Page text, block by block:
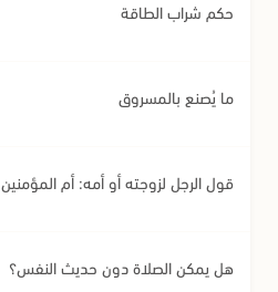
حكم شراب الطاقة
ما يُصنع بالمسروق
قول الرجل لزوجته أو أمه: أم المؤمنين
هل يمكن الصلاة دون حديث النفس؟